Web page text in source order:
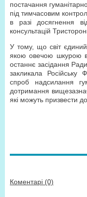
постачання
під тимчасовим
в разі досягнення
консультацій
У тому, що світ єдиний
якою овечою шкурою
останнє засідання
закликала Російську
спроб надсилання
дотримання
які можуть призвести
Коментарі (0)